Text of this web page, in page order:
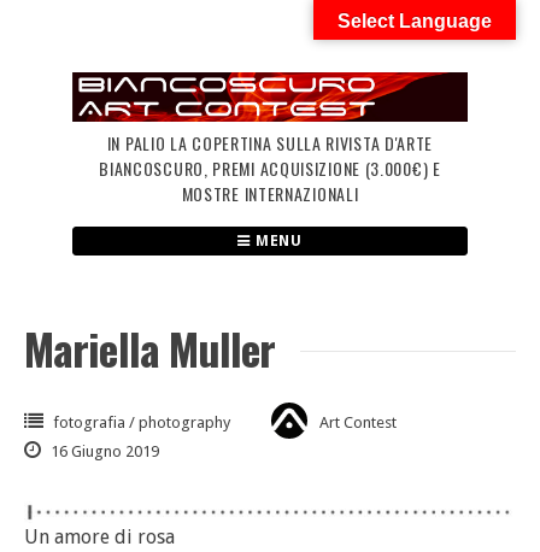
IN PALIO LA COPERTINA SULLA RIVISTA D'ARTE
BIANCOSCURO, PREMI ACQUISIZIONE (3.000€) E
MOSTRE INTERNAZIONALI
MENU
Mariella Muller
fotografia / photography
Art Contest
16 Giugno 2019
Un amore di rosa
Select Language